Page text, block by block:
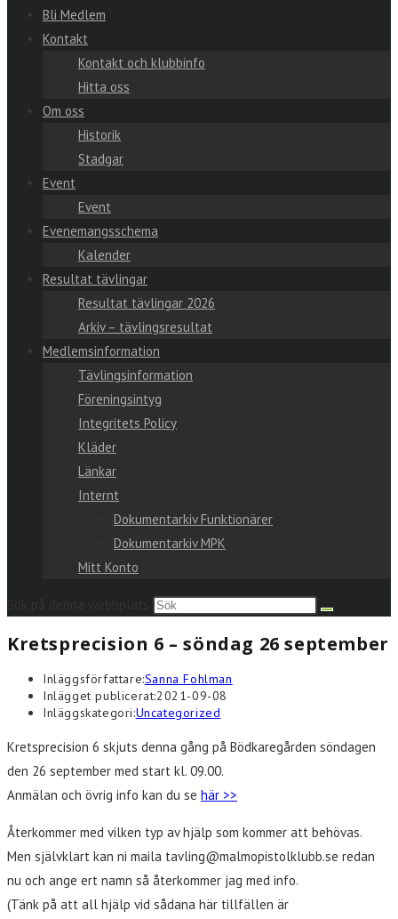
Bli Medlem
Kontakt
Kontakt och klubbinfo
Hitta oss
Om oss
Historik
Stadgar
Event
Event
Evenemangsschema
Kalender
Resultat tävlingar
Resultat tävlingar 2026
Arkiv – tävlingsresultat
Medlemsinformation
Tävlingsinformation
Föreningsintyg
Integritets Policy
Kläder
Länkar
Internt
Dokumentarkiv Funktionärer
Dokumentarkiv MPK
Mitt Konto
Kretsprecision 6 – söndag 26 september
Inläggsförfattare:Sanna Fohlman
Inlägget publicerat:2021-09-08
Inläggskategori:Uncategorized
Kretsprecision 6 skjuts denna gång på Bödkaregården söndagen
den 26 september med start kl. 09.00.
Anmälan och övrig info kan du se här >>
Återkommer med vilken typ av hjälp som kommer att behövas.
Men självklart kan ni maila tavling@malmopistolklubb.se redan
nu och ange ert namn så återkommer jag med info.
(Tänk på att all hjälp vid sådana här tillfällen är